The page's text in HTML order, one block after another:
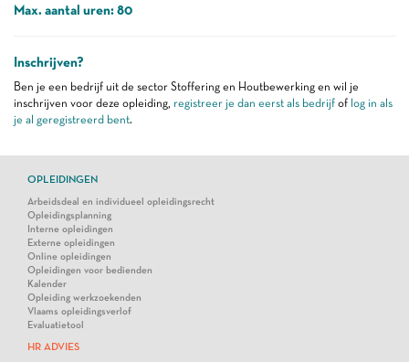
Max. aantal uren: 80
Inschrijven?
Ben je een bedrijf uit de sector Stoffering en Houtbewerking en wil je
inschrijven voor deze opleiding, registreer je dan eerst als bedrijf of log in als
je al geregistreerd bent.
OPLEIDINGEN
Arbeidsdeal en individueel opleidingsrecht
Opleidingsplanning
Interne opleidingen
Externe opleidingen
Online opleidingen
Opleidingen voor bedienden
Kalender
Opleiding werkzoekenden
Vlaams opleidingsverlof
Evaluatietool
HR ADVIES